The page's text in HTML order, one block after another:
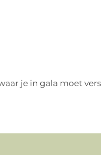
je in gala moet